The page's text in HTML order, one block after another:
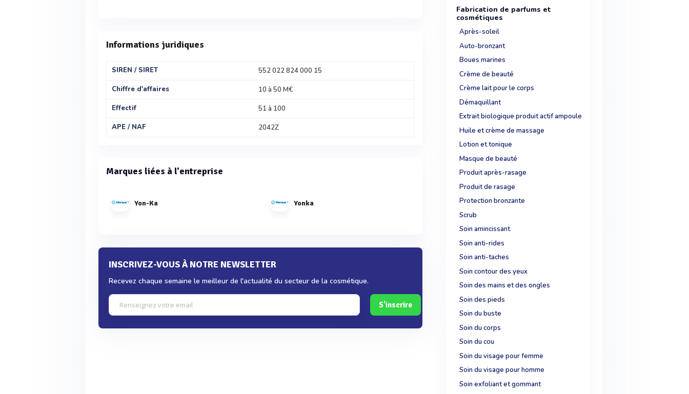
Informations juridiques
SIREN / SIRET
552 022 824 000 15
Chiffre d'affaires
10 à 50 M€
Effectif
51 à 100
APE / NAF
2042Z
Marques liées à l'entreprise
Yon-Ka Yonka
INSCRIVEZ-VOUS À NOTRE NEWSLETTER
Recevez chaque semaine le meilleur de l'actualité du secteur de la cosmétique.
S'inscrire
Fabrication de parfums et
cosmétiques
Après-soleil
Auto-bronzant
Boues marines
Crème de beauté
Crème lait pour le corps
Démaquillant
Extrait biologique produit actif ampoule
Huile et crème de massage
Lotion et tonique
Masque de beauté
Produit après-rasage
Produit de rasage
Protection bronzante
Scrub
Soin amincissant
Soin anti-rides
Soin anti-taches
Soin contour des yeux
Soin des mains et des ongles
Soin des pieds
Soin du buste
Soin du corps
Soin du cou
Soin du visage pour femme
Soin du visage pour homme
Soin exfoliant et gommant